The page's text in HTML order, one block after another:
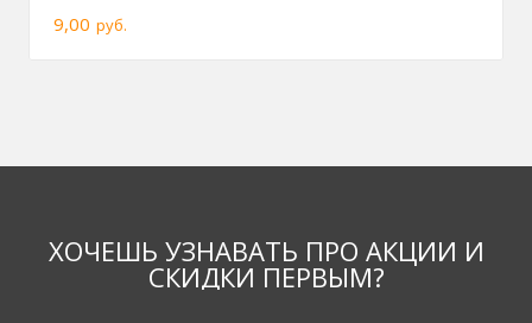
9,00 руб.
ХОЧЕШЬ УЗНАВАТЬ ПРО АКЦИИ И
СКИДКИ ПЕРВЫМ?